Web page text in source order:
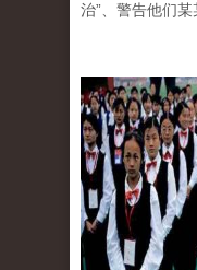
治”、警告他们